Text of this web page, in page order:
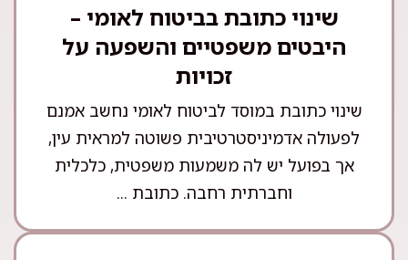
שינוי כתובת בביטוח לאומי –
היבטים משפטיים והשפעה על
זכויות
שינוי כתובת במוסד לביטוח לאומי נחשב אמנם
לפעולה אדמיניסטרטיבית פשוטה למראית עין,
אך בפועל יש לה משמעות משפטית, כלכלית
וחברתית רחבה. כתובת ...